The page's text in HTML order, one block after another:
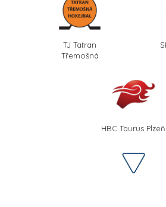
TJ Tatran
Třemošná
HBC Taurus Plzeň